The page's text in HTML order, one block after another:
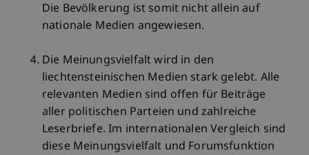
Die Bevölkerung ist somit nicht allein auf
nationale Medien angewiesen.
Die Meinungsvielfalt wird in den
liechtensteinischen Medien stark gelebt. Alle
relevanten Medien sind offen für Beiträge
aller politischen Parteien und zahlreiche
Leserbriefe. Im internationalen Vergleich sind
diese Meinungsvielfalt und Forumsfunktion